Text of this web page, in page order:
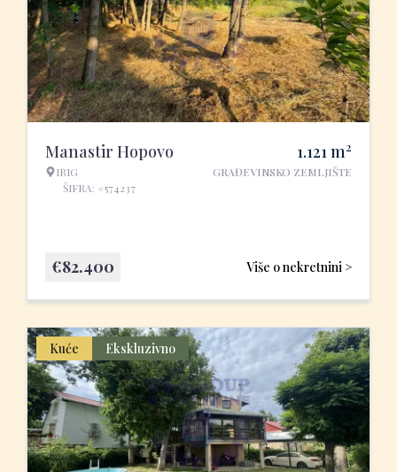
Manastir Hopovo
IRIG
ŠIFRA: #574237
1.121m2
GRAĐEVINSKO ZEMLJIŠTE
Više o nekretnini >
€82.400
Kuće Ekskluzivno